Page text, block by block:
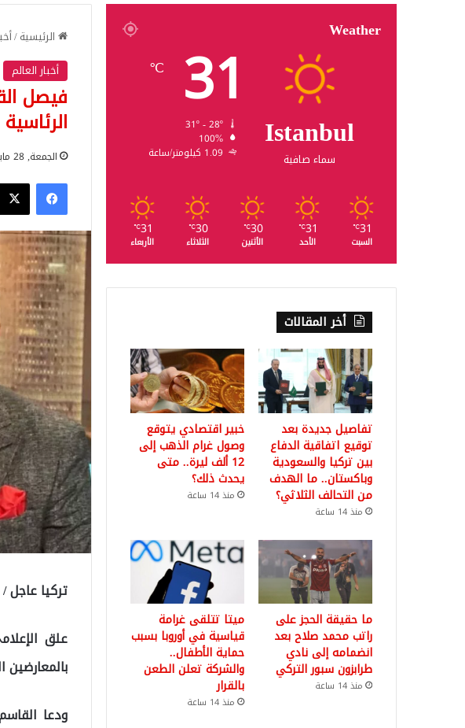
الرئيسية/
أخبار العالم
فيصل
الجمعة, 28 مايو, 2021
فيسبوك
تركيا عاجل
علق
بالمعارضين
ودعا
Weather
Istanbul
سماء صافية
31
℃
100%
1.09 كيلومتر/ساعة
31
℃
السبت
31
℃
الأحد
30
℃
الأثنين
30
℃
الثلاثاء
31
℃
الأربعاء
أخر المقالات
تفاصيل جديدة بعد
توقيع اتفاقية الدفاع
بين تركيا والسعودية
وباكستان.. ما الهدف
من التحالف الثلاثي؟
منذ 14 ساعة
خبير اقتصادي يتوقع
وصول غرام الذهب إلى
12 ألف ليرة.. متى
يحدث ذلك؟
منذ 14 ساعة
ما حقيقة الحجز على
راتب محمد صلاح بعد
انضمامه إلى نادي
طرابزون سبور التركي
منذ 14 ساعة
ميتا تتلقى غرامة
قياسية في أوروبا بسبب
حماية الأطفال..
والشركة تعلن الطعن
بالقرار
منذ 14 ساعة